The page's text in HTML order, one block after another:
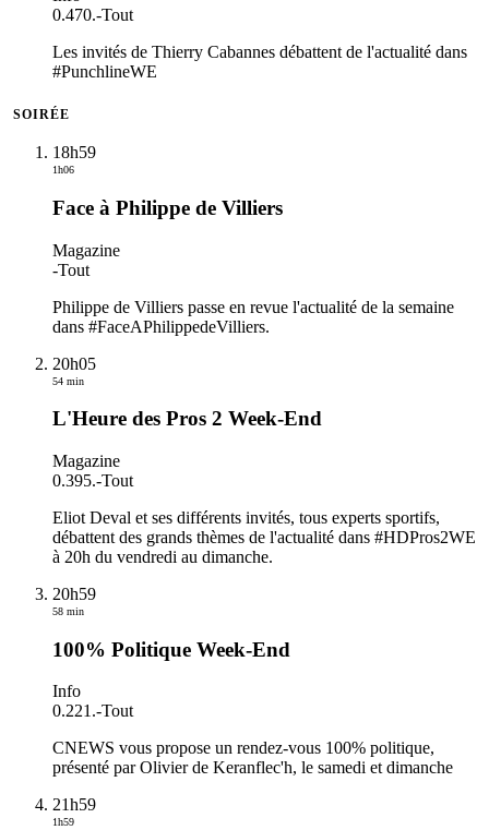
0.470.-Tout
Les invités de Thierry Cabannes débattent de l'actualité dans
#PunchlineWE
SOIRÉE
18h59
1h06
Face à Philippe de Villiers
Magazine
-Tout
Philippe de Villiers passe en revue l'actualité de la semaine
dans #FaceAPhilippedeVilliers.
20h05
54 min
L'Heure des Pros 2 Week-End
Magazine
0.395.-Tout
Eliot Deval et ses différents invités, tous experts sportifs,
débattent des grands thèmes de l'actualité dans #HDPros2WE
à 20h du vendredi au dimanche.
20h59
58 min
100% Politique Week-End
Info
0.221.-Tout
CNEWS vous propose un rendez-vous 100% politique,
présenté par Olivier de Keranflec'h, le samedi et dimanche
21h59
1h59